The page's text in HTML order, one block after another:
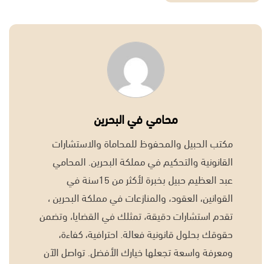
محامي في البحرين
مكتب الحبيل والمحفوظ للمحاماة والاستشارات
القانونية والتحكيم في مملكة البحرين. المحامي
عبد العظيم حبيل بخبرة لأكثر من 15سنة في
القوانين، العقود، والمنازعات في مملكة البحرين ،
تقدم استشارات دقيقة، تمثلك في القضايا، وتضمن
حقوقك بحلول قانونية فعالة. احترافية، كفاءة،
ومعرفة واسعة تجعلها خيارك الأفضل. تواصل الآن